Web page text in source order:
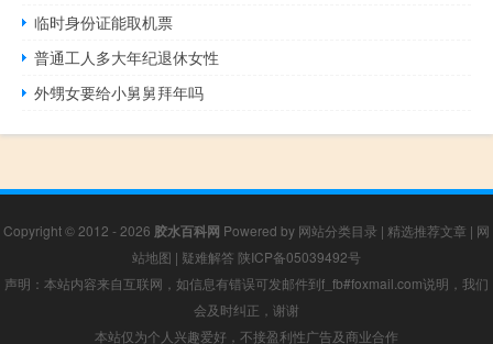
临时身份证能取机票
普通工人多大年纪退休女性
外甥女要给小舅舅拜年吗
Copyright © 2012 - 2026 胶水百科网 Powered by 网站分类目录 | 精选推荐文章 | 网
站地图 | 疑难解答 陕ICP备05039492号
声明：本站内容来自互联网，如信息有错误可发邮件到f_fb#foxmail.com说明，我们
会及时纠正，谢谢
本站仅为个人兴趣爱好，不接盈利性广告及商业合作